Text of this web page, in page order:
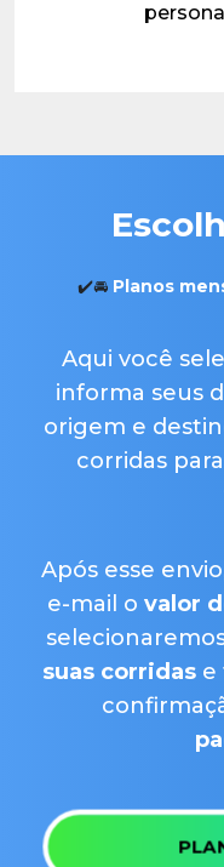
✔️🚘 Planos
Aqui você
informa seus
origem e
corridas
Após esse
e-mail o valor
suas corridase